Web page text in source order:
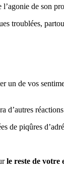
de son
troublées,
un de vos
d’autres
de piqûres
le reste de votre